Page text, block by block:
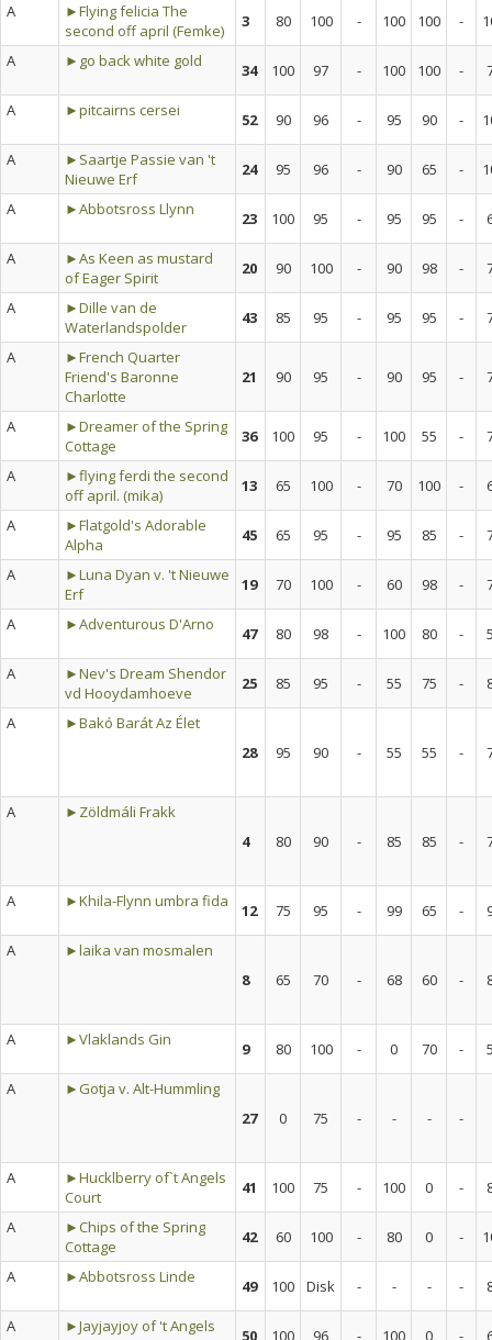
A
►Flying felicia The
second off april (Femke)
3 80 100 - 100 100 -
A
►go back white gold 34 100 97 - 100 100 -
A
►pitcairns cersei 52 90 96 - 95 90 -
A
►Saartje Passie van 't
Nieuwe Erf
24 95 96 - 90 65 -
A
►Abbotsross Llynn 23 100 95 - 95 95 -
A
►As Keen as mustard
of Eager Spirit
20 90 100 - 90 98 -
A
►Dille van de
Waterlandspolder
43 85 95 - 95 95 -
A
►French Quarter
Friend's Baronne
Charlotte
21 90 95 - 90 95 -
A
►Dreamer of the Spring
Cottage
36 100 95 - 100 55 -
A
►flying ferdi the second
off april. (mika)
13 65 100 - 70 100 -
A
►Flatgold's Adorable
Alpha
45 65 95 - 95 85 -
A
►Luna Dyan v. 't Nieuwe
Erf
19 70 100 - 60 98 -
A
►Adventurous D'Arno 47 80 98 - 100 80 -
A
►Nev's Dream Shendor
vd Hooydamhoeve
25 85 95 - 55 75 -
A
►Bakó Barát Az Élet
28
95 90 - 55 55 -
A
►Zöldmáli Frakk
4
80 90 - 85 85 -
A ►Khila-Flynn umbra fida 12 75 95 - 99 65 -
A
►laika van mosmalen
8
65 70 - 68 60 -
A ►Vlaklands Gin 9 80 100 - 0 70 -
A
►Gotja v. Alt-Hummling
27
0 75 - - - -
A
►Hucklberry of`t Angels
Court
41 100 75 - 100 0 -
A
►Chips of the Spring
Cottage
42 60 100 - 80 0 -
A
►Abbotsross Linde 49 100 Disk - - - -
A
►Jayjayjoy of 't Angels
50 100 96 - 100 0 -